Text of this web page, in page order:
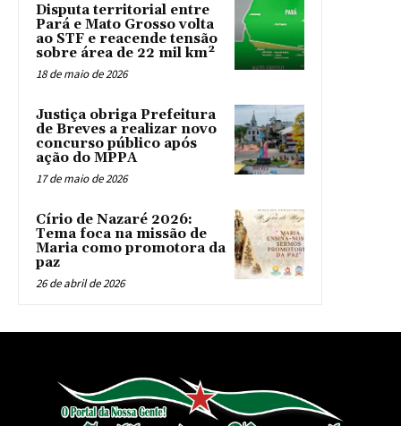
Disputa territorial entre
Pará e Mato Grosso volta
ao STF e reacende tensão
sobre área de 22 mil km²
18 de maio de 2026
Justiça obriga Prefeitura
de Breves a realizar novo
concurso público após
ação do MPPA
17 de maio de 2026
Círio de Nazaré 2026:
Tema foca na missão de
Maria como promotora da
paz
26 de abril de 2026